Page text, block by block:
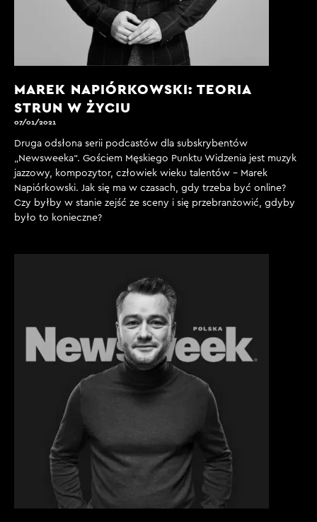
MAREK NAPIÓRKOWSKI: TEORIA
STRUN W ŻYCIU
07/01/2021
Druga odsłona serii podcastów dla subskrybentów
„Newsweeka“. Gościem Męskiego Punktu Widzenia jest muzyk
jazzowy, kompozytor, człowiek wieku talentów - Marek
Napiórkowski. Jak się ma w czasach, gdy trzeba być online?
Czy byłby w stanie zejść ze sceny i się przebranżowić, gdyby
było to konieczne?